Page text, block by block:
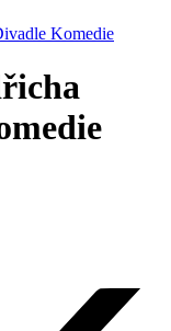
Komedie